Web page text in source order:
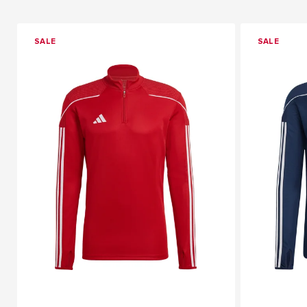
SALE SALE